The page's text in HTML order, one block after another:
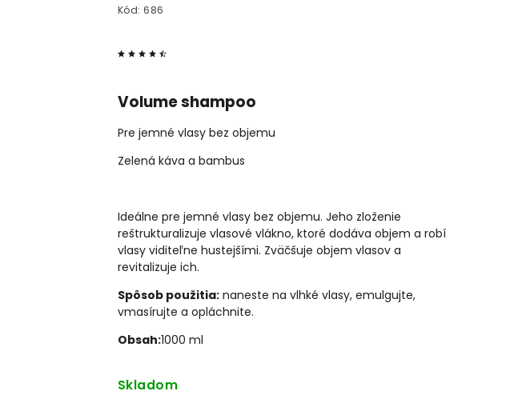
Kód: 686
Volume shampoo
Pre jemné vlasy bez objemu
Zelená káva a bambus
Ideálne pre jemné vlasy bez objemu. Jeho zloženie
reštrukturalizuje vlasové vlákno, ktoré dodáva objem a robí
vlasy viditeľne hustejšími. Zväčšuje objem vlasov a
revitalizuje ich.
Spôsob použitia:naneste na vlhké vlasy, emulgujte,
vmasírujte a opláchnite.
Obsah:1000 ml
Skladom